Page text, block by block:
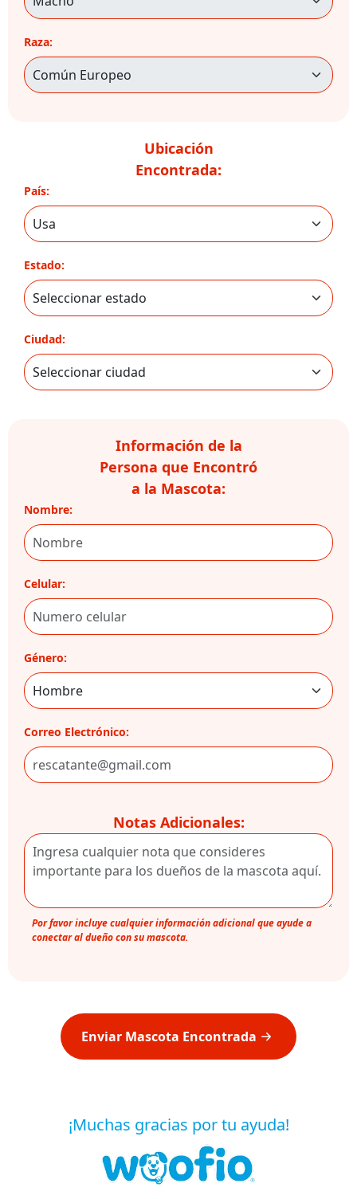
Raza:
Ubicación
Encontrada:
País:
Estado:
Ciudad:
Información de la
Persona que Encontró
a la Mascota:
Nombre:
Celular:
Género:
Correo Electrónico:
Notas Adicionales:
Por favor incluye cualquier información adicional que ayude a
conectar al dueño con su mascota.
Enviar Mascota Encontrada
¡Muchas gracias por tu ayuda!